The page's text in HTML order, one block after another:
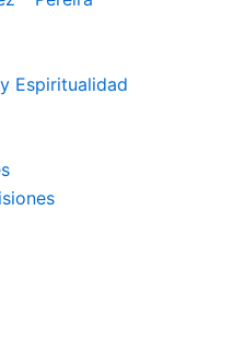
Espiritualidad